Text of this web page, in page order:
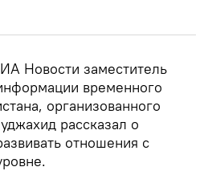
Новости заместитель
временного
организованного
рассказал о
отношения с